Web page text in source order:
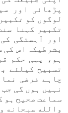
پڑھائی اور
لوگوں کو
تکبیر کہنا
اور آہستگی
بشرطیکہ اس کی
ہو، یہی حکم
تسبیح کیلئے
چاہے فرضی
نہیں ہوں گی
سماعت صحیح ہو
والله سبحانه